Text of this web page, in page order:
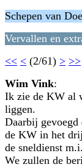
Schepen van
Vervallen en
<< < (2/61) > >>
Wim Vink:
Ik zie de KW al
liggen.
Daarbij gevoegd
de KW in het
de sneldienst
We zullen de